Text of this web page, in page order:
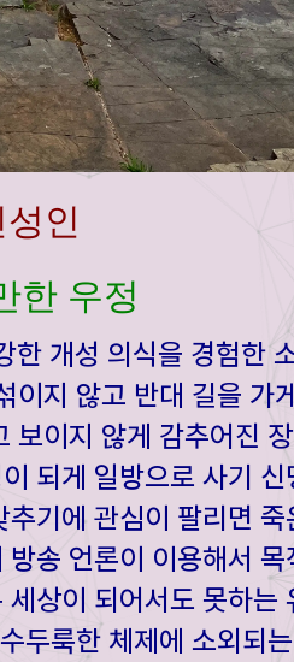
인
한 우정
개성 의식을 경험한
지 않고 반대 길을 가
이지 않게 감추어진
되게 일방으로 사기
기에 관심이 팔리면
송 언론이 이용해서
상이 되어서도 못하는
두룩한 체제에 소외되